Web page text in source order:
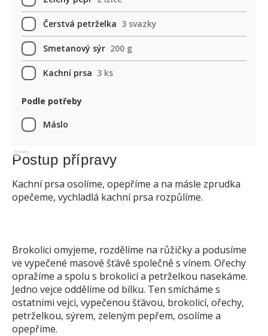
Čerstvá petrželka 3 svazky
Smetanový sýr 200 g
Kachní prsa 3 ks
Podle potřeby
Máslo
Reklama
Postup přípravy
Kachní prsa osolíme, opepříme a na másle zprudka
opečeme, vychladlá kachní prsa rozpůlíme.
Brokolici omyjeme, rozdělíme na růžičky a podusíme
ve vypečené masové šťávě společně s vínem. Ořechy
opražíme a spolu s brokolicí a petrželkou nasekáme.
Jedno vejce oddělíme od bílku. Ten smícháme s
ostatními vejci, vypečenou šťávou, brokolicí, ořechy,
petrželkou, sýrem, zeleným pepřem, osolíme a
opepříme.